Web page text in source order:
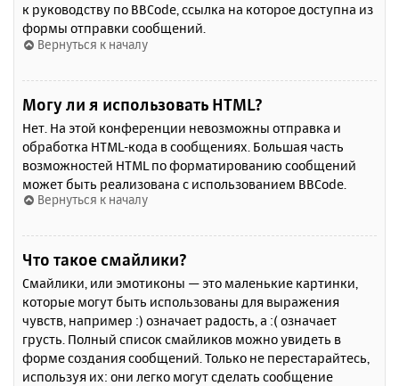
к руководству по BBCode, ссылка на которое доступна из
формы отправки сообщений.
Вернуться к началу
Могу ли я использовать HTML?
Нет. На этой конференции невозможны отправка и
обработка HTML-кода в сообщениях. Большая часть
возможностей HTML по форматированию сообщений
может быть реализована с использованием BBCode.
Вернуться к началу
Что такое смайлики?
Смайлики, или эмотиконы — это маленькие картинки,
которые могут быть использованы для выражения
чувств, например :) означает радость, а :( означает
грусть. Полный список смайликов можно увидеть в
форме создания сообщений. Только не перестарайтесь,
используя их: они легко могут сделать сообщение